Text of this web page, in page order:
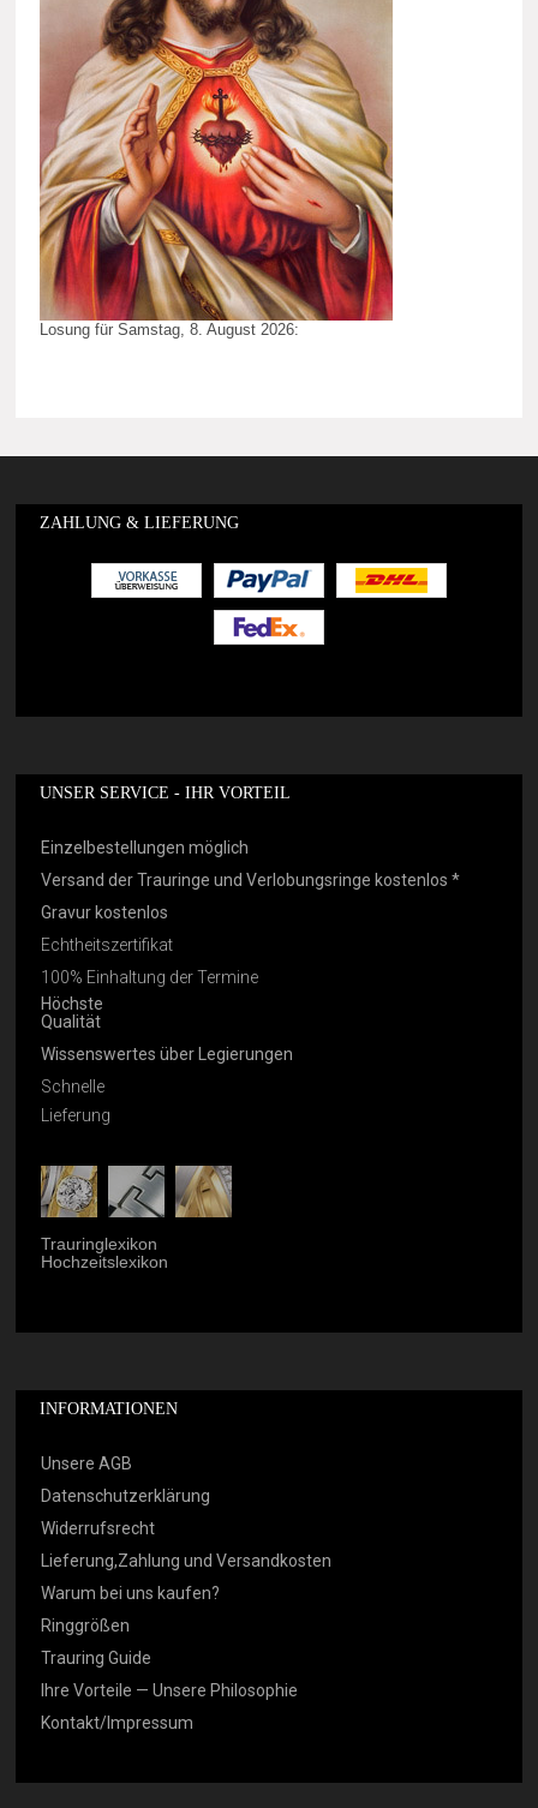
Losung für Samstag, 8. August 2026:
ZAHLUNG & LIEFERUNG
UNSER SERVICE - IHR VORTEIL
Einzelbestellungen möglich
Versand der Trauringe und Verlobungsringe kostenlos *
Gravur kostenlos
Echtheitszertifikat
100% Einhaltung der Termine
Höchste
Qualität
Wissenswertes über Legierungen
Schnelle
Lieferung
Trauringlexikon
Hochzeitslexikon
INFORMATIONEN
Unsere AGB
Datenschutzerklärung
Widerrufsrecht
Lieferung,Zahlung und Versandkosten
Warum bei uns kaufen?
Ringgrößen
Trauring Guide
Ihre Vorteile — Unsere Philosophie
Kontakt/Impressum